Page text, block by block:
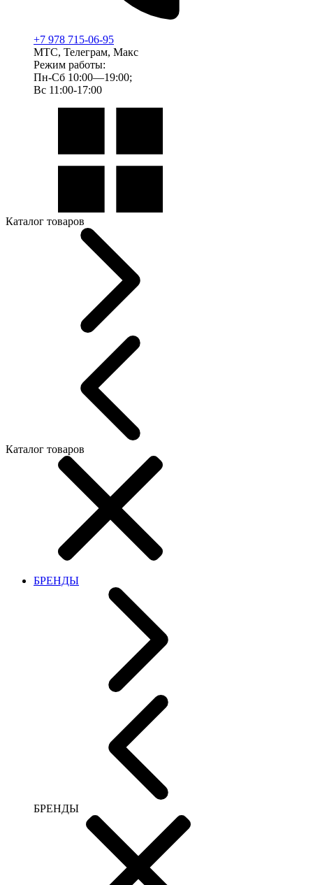
+7 978 715-06-95
МТС, Телеграм, Макс
Режим работы:
Пн-Сб 10:00—19:00;
Вс 11:00-17:00
Каталог товаров
Каталог товаров
БРЕНДЫ
БРЕНДЫ